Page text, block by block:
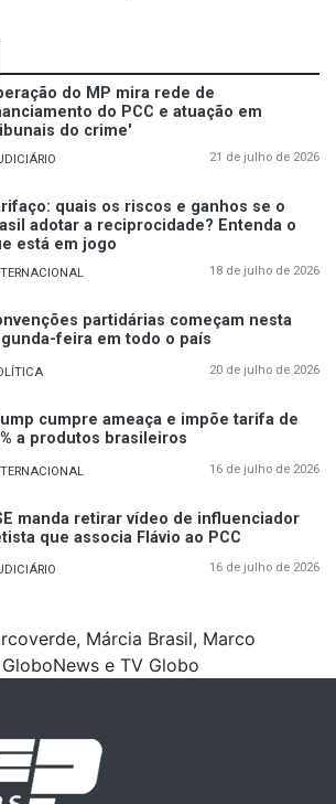
do MP mira rede de
do PCC e atuação em
do crime'
21 de julho de 2026
quais os riscos e ganhos se o
adotar a reciprocidade? Entenda o
está em jogo
18 de julho de 2026
partidárias começam nesta
feira em todo o país
20 de julho de 2026
cumpre ameaça e impõe tarifa de
a produtos brasileiros
16 de julho de 2026
manda retirar vídeo de influenciador
que associa Flávio ao PCC
16 de julho de 2026
Márcia Brasil, Marco
e TV Globo